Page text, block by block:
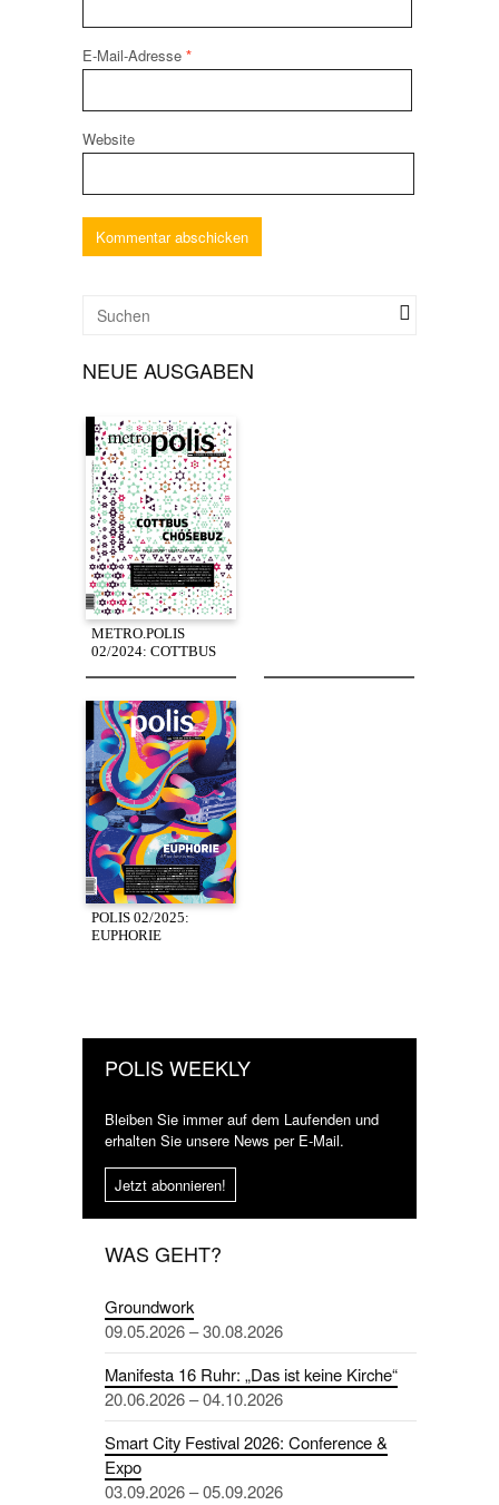
E-Mail-Adresse *
Website
NEUE AUSGABEN
METRO.POLIS
02/2024: COTTBUS
POLIS 02/2025:
EUPHORIE
POLIS WEEKLY
Bleiben Sie immer auf dem Laufenden und
erhalten Sie unsere News per E-Mail.
Jetzt abonnieren!
WAS GEHT?
Groundwork
09.05.2026 – 30.08.2026
Manifesta 16 Ruhr: „Das ist keine Kirche“
20.06.2026 – 04.10.2026
Smart City Festival 2026: Conference &
Expo
03.09.2026 – 05.09.2026